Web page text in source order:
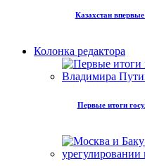
Казахстан
Колонка редактора
Первые итоги